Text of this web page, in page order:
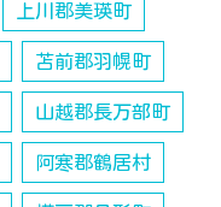
上川郡美瑛町
苫前郡羽幌町
山越郡長万部町
阿寒郡鶴居村